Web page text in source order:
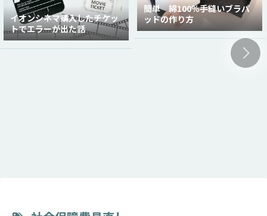
イオンシネマ購入したチケッ
トでエラーが出た話
簡単 綿100％手縫いブラパ
ッドの作り方